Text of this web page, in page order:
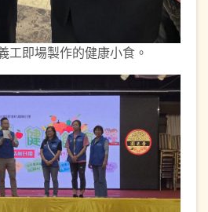
工即場製作的健康小食。